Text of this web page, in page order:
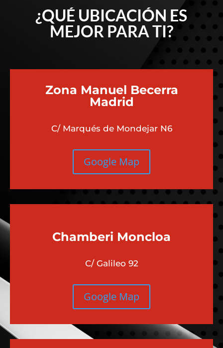
¿QUÉ UBICACIÓN ES
MEJOR PARA TI?
Zona Manuel Becerra
Madrid
C/ Marqués de Mondejar N6
Google Map
Chamberi Moncloa
C/ Galileo 92
Google Map